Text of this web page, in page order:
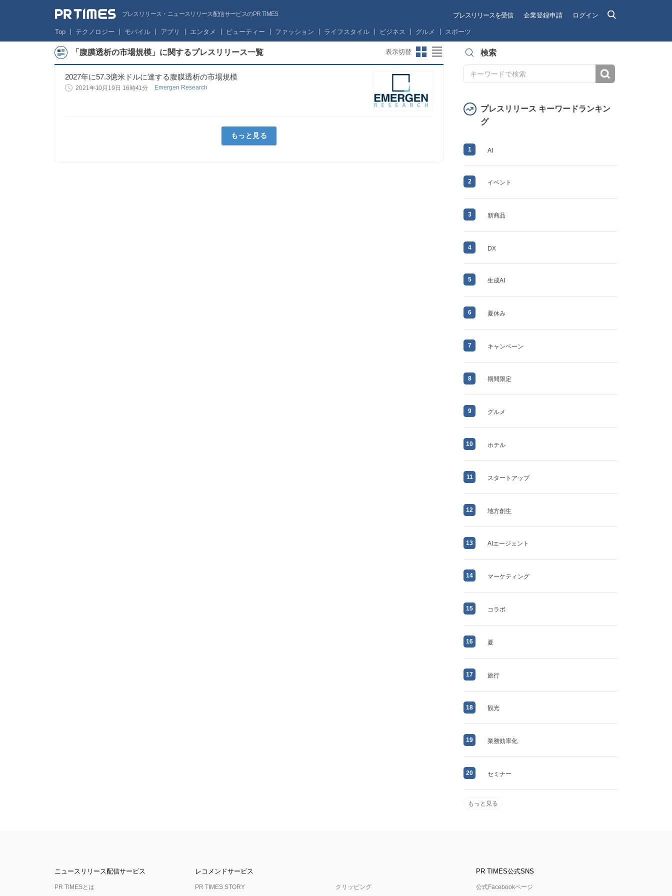
プレスリリース・ニュースリリース配信サービスのPR TIMES プレスリリースを受信 企業登録申請 ログイン
Top テクノロジー モバイル アプリ エンタメ ビューティー ファッション ライフスタイル ビジネス グルメ スポーツ
「腹膜透析の市場規模」に関するプレスリリース一覧 表示切替
2027年に57.3億米ドルに達する腹膜透析の市場規模
2021年10月19日 16時41分 Emergen Research
もっと見る
検索
プレスリリース キーワードランキン
グ
1 AI
2 イベント
3 新商品
4 DX
5 生成AI
6 夏休み
7 キャンペーン
8 期間限定
9 グルメ
10 ホテル
11 スタートアップ
12 地方創生
13 AIエージェント
14 マーケティング
15 コラボ
16 夏
17 旅行
18 観光
19 業務効率化
20 セミナー
もっと見る
ニュースリリース配信サービス
PR TIMESとは
レコメンドサービス
PR TIMES STORY クリッピング
PR TIMES公式SNS
公式Facebookページ